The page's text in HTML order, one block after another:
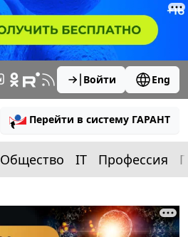
Войти Eng
Перейти в систему ГАРАНТ
Общество IT Профессия